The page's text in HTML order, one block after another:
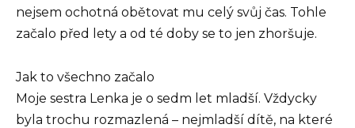
nejsem ochotná obětovat mu celý svůj čas. Tohle
začalo před lety a od té doby se to jen zhoršuje.
Jak to všechno začalo
Moje sestra Lenka je o sedm let mladší. Vždycky
byla trochu rozmazlená – nejmladší dítě, na které